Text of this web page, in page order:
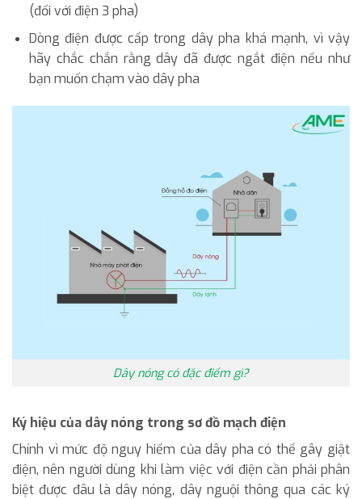
(đối với điện 3 pha)
Dòng điện được cấp trong dây pha khá mạnh, vì vậy
hãy chắc chắn rằng dây đã được ngắt điện nếu như
bạn muốn chạm vào dây pha
Dây nóng có đặc điểm gì?
Ký hiệu của dây nóng trong sơ đồ mạch điện
Chính vì mức độ nguy hiểm của dây pha có thể gây giật
điện, nên người dùng khi làm việc với điện cần phải phân
biệt được đâu là dây nóng, dây nguội thông qua các ký